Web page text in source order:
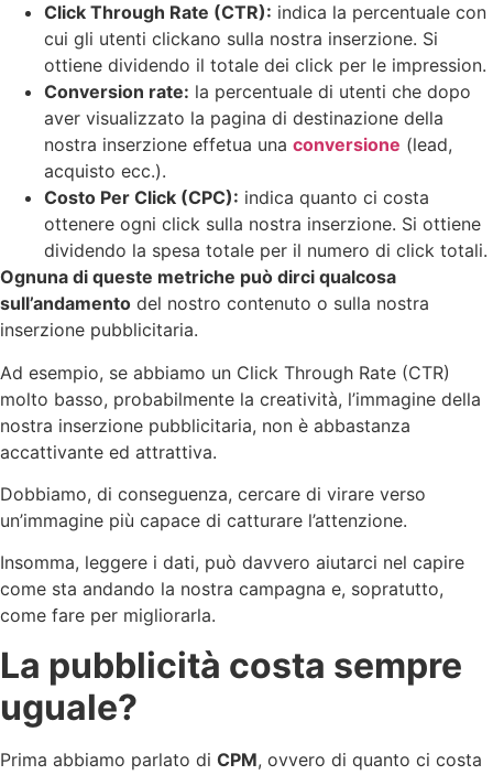
Click Through Rate (CTR): indica la percentuale con
cui gli utenti clickano sulla nostra inserzione. Si
ottiene dividendo il totale dei click per le impression.
Conversion rate: la percentuale di utenti che dopo
aver visualizzato la pagina di destinazione della
nostra inserzione effetua una conversione (lead,
acquisto ecc.).
Costo Per Click (CPC): indica quanto ci costa
ottenere ogni click sulla nostra inserzione. Si ottiene
dividendo la spesa totale per il numero di click totali.
Ognuna di queste metriche può dirci qualcosa
sull’andamento del nostro contenuto o sulla nostra
inserzione pubblicitaria.
Ad esempio, se abbiamo un Click Through Rate (CTR)
molto basso, probabilmente la creatività, l’immagine della
nostra inserzione pubblicitaria, non è abbastanza
accattivante ed attrattiva.
Dobbiamo, di conseguenza, cercare di virare verso
un’immagine più capace di catturare l’attenzione.
Insomma, leggere i dati, può davvero aiutarci nel capire
come sta andando la nostra campagna e, sopratutto,
come fare per migliorarla.
La pubblicità costa sempre
uguale?
Prima abbiamo parlato di CPM, ovvero di quanto ci costa